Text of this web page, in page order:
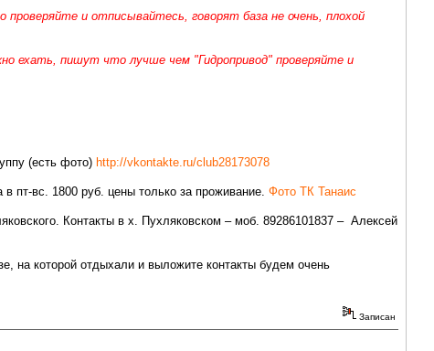
проверяйте и отписывайтесь, говорят база не очень, плохой
ехать, пишут что лучше чем "Гидропривод" проверяйте и
(есть фото) http://vkontakte.ru/club28173078
пт-вс. 1800 руб. цены только за проживание. Фото ТК Танаис
Контакты в х. Пухляковском – моб. 89286101837 – Алексей
на которой отдыхали и выложите контакты будем очень
Записан